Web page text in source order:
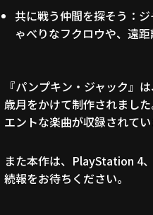
共に戦う仲間を探そう：
ゃべりなフクロウや、遠
『パンプキン・ジャック』
歳月をかけて制作されまし
エントな楽曲が収録されてい
また本作は、PlayStation 4
続報をお待ちください。